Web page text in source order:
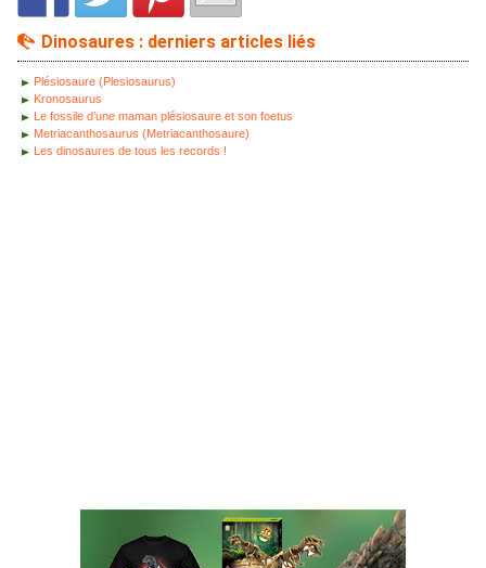
Dinosaures : derniers articles liés
Plésiosaure (Plesiosaurus)
Kronosaurus
Le fossile d’une maman plésiosaure et son foetus
Metriacanthosaurus (Metriacanthosaure)
Les dinosaures de tous les records !